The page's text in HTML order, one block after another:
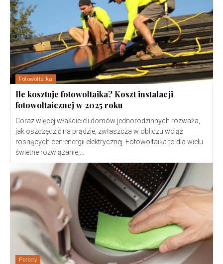
Fotowoltaika
Ile kosztuje fotowoltaika? Koszt instalacji
fotowoltaicznej w 2025 roku
Coraz więcej właścicieli domów jednorodzinnych rozważa,
jak oszczędzić na prądzie, zwłaszcza w obliczu wciąż
rosnących cen energii elektrycznej. Fotowoltaika to dla wielu
świetne rozwiązanie,...
Porady